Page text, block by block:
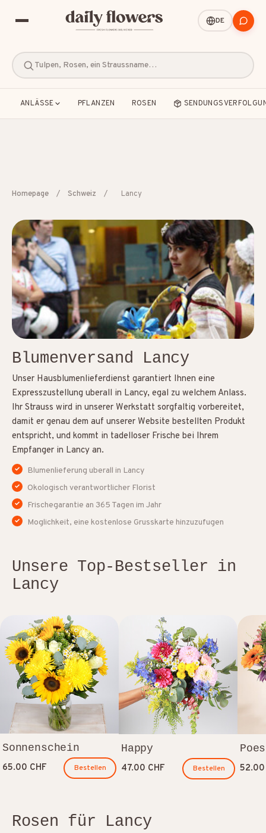
Tulpen, Rosen, ein Straussname…
DE
ANLÄSSE PFLANZEN ROSEN
Dankeschön Freundschaft Geburt
Geburtstag
Homepage / Schweiz / Lancy
Blumenversand Lancy
Unser Hausblumenlieferdienst garantiert Ihnen eine
Expresszustellung uberall in Lancy, egal zu welchem Anlass.
Ihr Strauss wird in unserer Werkstatt sorgfaltig vorbereitet,
damit er genau dem auf unserer Website bestellten Produkt
entspricht, und kommt in tadelloser Frische bei Ihrem
Empfanger in Lancy an.
Blumenlieferung uberall in Lancy
Okologisch verantwortlicher Florist
Frischegarantie an 365 Tagen im Jahr
Moglichkeit, eine kostenlose Grusskarte hinzuzufugen
Unsere Top-Bestseller in
Lancy
Sonnenschein
65.00 CHF Bestellen
Happy
47.00 CHF Bestellen 52.00
Rosen für Lancy